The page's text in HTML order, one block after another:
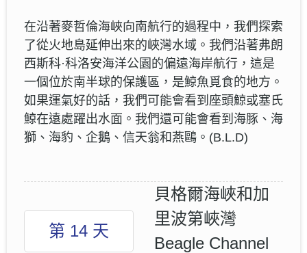
在沿著麥哲倫海峽向南航行的過程中，我們探索
了從火地島延伸出來的峽灣水域。我們沿著弗朗
西斯科·科洛安海洋公園的偏遠海岸航行，這是
一個位於南半球的保護區，是鯨魚覓食的地方。
如果運氣好的話，我們可能會看到座頭鯨或塞氏
鯨在遠處躍出水面。我們還可能會看到海豚、海
獅、海豹、企鵝、信天翁和燕鷗。(B.L.D)
第 14 天
貝格爾海峽和加
里波第峽灣
Beagle Channel